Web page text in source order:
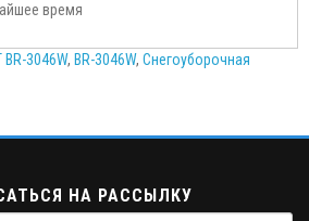
время
3046W, BR-3046W, Снегоуборочная
НА РАССЫЛКУ